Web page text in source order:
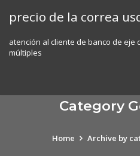
precio de la correa
atención al cliente de banco de
múltiples
Category
Home Archive by